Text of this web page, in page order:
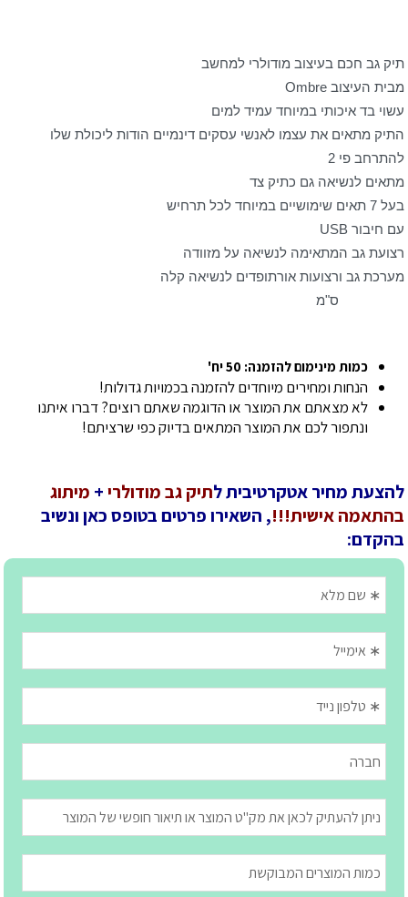
תיק גב חכם בעיצוב מודולרי למחשב
מבית העיצוב Ombre
עשוי בד איכותי במיוחד עמיד למים
התיק מתאים את עצמו לאנשי עסקים דינמיים הודות ליכולת שלו
להתרחב פי 2
מתאים לנשיאה גם כתיק צד
בעל 7 תאים שימושיים במיוחד לכל תרחיש
עם חיבור USB
רצועת גב המתאימה לנשיאה על מזוודה
מערכת גב ורצועות אורתופדים לנשיאה קלה
כמות מינימום להזמנה: 50 יח'
הנחות ומחירים מיוחדים להזמנה בכמויות גדולות!
לא מצאתם את המוצר או הדוגמה שאתם רוצים? דברו איתנו
ונתפור לכם את המוצר המתאים בדיוק כפי שרציתם!
להצעת מחיר אטקרטיבית לתיק גב מודולרי+ מיתוג
בהתאמה אישית!!!, השאירו פרטים בטופס כאן ונשיב
בהקדם: